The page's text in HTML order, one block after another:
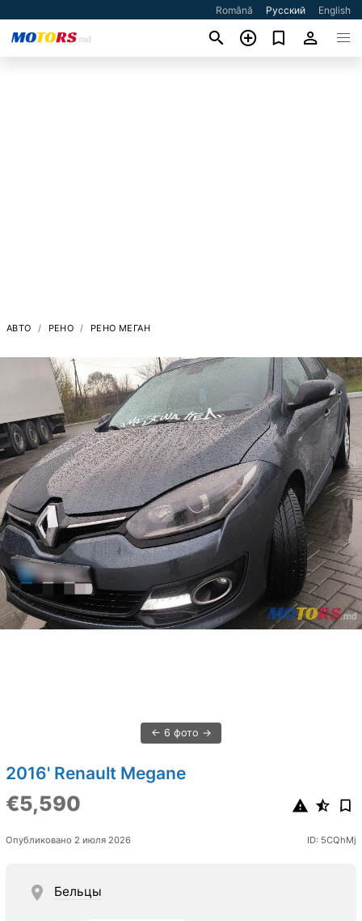
Română Русский English
АВТО РЕНО РЕНО МЕГАН
6 фото
2016' Renault Megane
€5,590
Опубликовано 2 июля 2026 ID: 5CQhMj
Бельцы